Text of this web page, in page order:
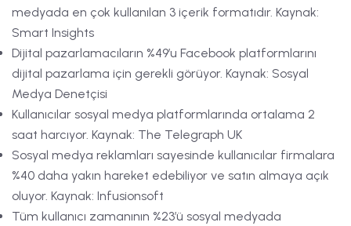
medyada en çok kullanılan 3 içerik formatıdır. Kaynak:
Smart Insights
Dijital pazarlamacıların %49’u Facebook platformlarını
dijital pazarlama için gerekli görüyor. Kaynak: Sosyal
Medya Denetçisi
Kullanıcılar sosyal medya platformlarında ortalama 2
saat harcıyor. Kaynak: The Telegraph UK
Sosyal medya reklamları sayesinde kullanıcılar firmalara
%40 daha yakın hareket edebiliyor ve satın almaya açık
oluyor. Kaynak: Infusionsoft
Tüm kullanıcı zamanının %23’ü sosyal medyada